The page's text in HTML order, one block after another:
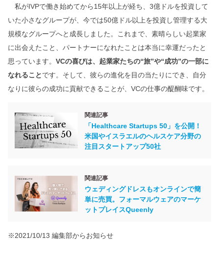
私がIVPで働き始めてから15年以上が経ち、3億ドルを投資して
いた小さなグループが、今では50億ドル以上を投資し管理する大
規模なグループへと成長しました。これまで、素晴らしい起業家
に出会えたこと、パートナーになれたことは本当に幸運だったと
思っています。 VCの喜びは、起業家たちの“旅”や“成功”の一部に
なれることです。そして、彼らの進化を目の当たりにでき、自分
なりに彼らの成功に貢献できることが、VCの仕事の醍醐味です。
関連記事
「Healthcare Startups 50」を公開！
米国やイスラエルのヘルスケア分野の
注目スタートアップ50社
関連記事
ウェディングドレスもオンラインで簡
単に売買。フォーマルウェアのマーケ
ットプレイスQueenly
※2021/10/13 編集部からお知らせ